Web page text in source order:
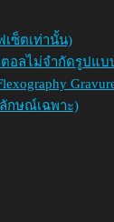
เซ็ตเท่านั้น)
ตอลไม่จำกัดรูปแบ
ลักษณ์เฉพาะ)